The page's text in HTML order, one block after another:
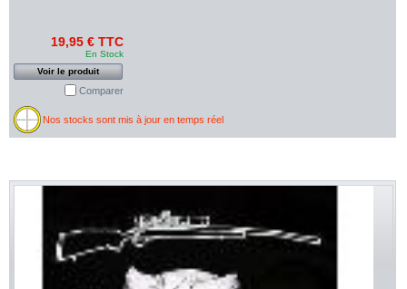
19,95 € TTC
En Stock
Voir le produit
Comparer
Nos stocks sont mis à jour en temps réel